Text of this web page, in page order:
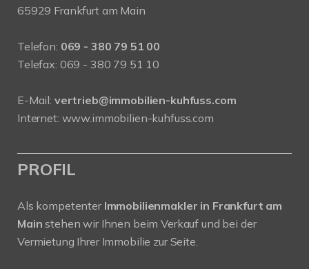
65929 Frankfurt am Main
Telefon: 069 - 380 79 51 00
Telefax: 069 - 380 79 51 10
E-Mail: vertrieb@immobilien-kuhfuss.com
Internet: www.immobilien-kuhfuss.com
PROFIL
Als kompetenter Immobilienmakler in Frankfurt am
Main stehen wir Ihnen beim Verkauf und bei der
Vermietung Ihrer Immobilie zur Seite.